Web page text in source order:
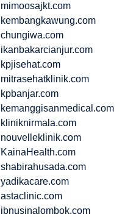
mimoosajkt.com
kembangkawung.com
chungiwa.com
ikanbakarcianjur.com
kpjisehat.com
mitrasehatklinik.com
kpbanjar.com
kemanggisanmedical.com
kliniknirmala.com
nouvelleklinik.com
KainaHealth.com
shabirahusada.com
yadikacare.com
astaclinic.com
ibnusinalombok.com